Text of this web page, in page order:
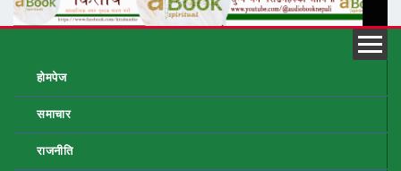
होमपेज
समाचार
राजनीति